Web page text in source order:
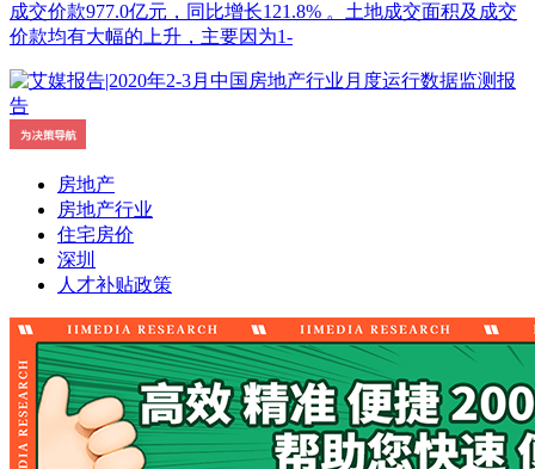
成交价款977.0亿元，同比增长121.8% 。土地成交面积及成交
价款均有大幅的上升，主要因为1-
房地产
房地产行业
住宅房价
深圳
人才补贴政策